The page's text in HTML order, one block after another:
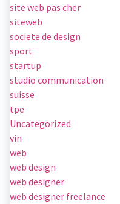
site web pas cher
siteweb
societe de design
sport
startup
studio communication
suisse
tpe
Uncategorized
vin
web
web design
web designer
web designer freelance